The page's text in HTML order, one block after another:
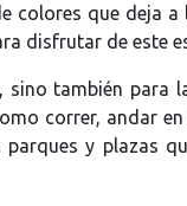
colores que deja
disfrutar de este
también para
correr, andar
y plazas